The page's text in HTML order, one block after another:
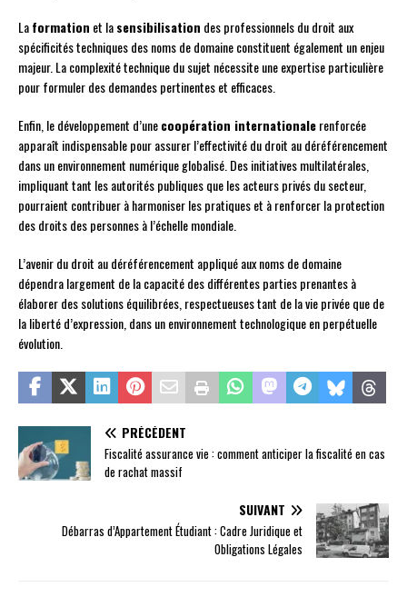
Laformation et lasensibilisation des professionnels du droit aux
spécificités techniques des noms de domaine constituent également un enjeu
majeur. La complexité technique du sujet nécessite une expertise particulière
pour formuler des demandes pertinentes et efficaces.
Enfin, le développement d’unecoopération internationalerenforcée
apparaît indispensable pour assurer l’effectivité du droit au déréférencement
dans un environnement numérique globalisé. Des initiatives multilatérales,
impliquant tant les autorités publiques que les acteurs privés du secteur,
pourraient contribuer à harmoniser les pratiques et à renforcer la protection
des droits des personnes à l’échelle mondiale.
L’avenir du droit au déréférencement appliqué aux noms de domaine
dépendra largement de la capacité des différentes parties prenantes à
élaborer des solutions équilibrées, respectueuses tant de la vie privée que de
la liberté d’expression, dans un environnement technologique en perpétuelle
évolution.
PRÉCÉDENT
Fiscalité assurance vie : comment anticiper la fiscalité en cas
de rachat massif
SUIVANT
Débarras d’Appartement Étudiant : Cadre Juridique et
Obligations Légales